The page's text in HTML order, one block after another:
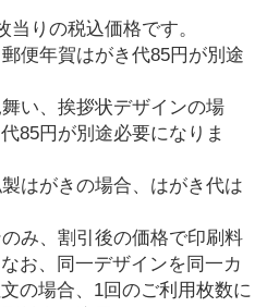
りの税込価格です。
便年賀はがき代85円が別途
い、挨拶状デザインの場
85円が別途必要になりま
はがきの場合、はがき代は
み、割引後の価格で印刷料
お、同一デザインを同一カ
の場合、1回のご利用枚数に